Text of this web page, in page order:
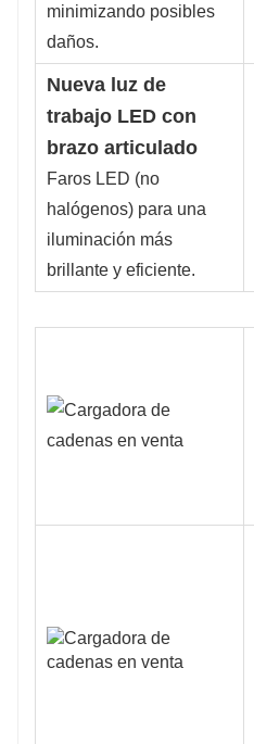
minimizando posibles
daños.
Nueva luz de
trabajo LED con
brazo articulado
Faros LED (no
halógenos) para una
iluminación más
brillante y eficiente.